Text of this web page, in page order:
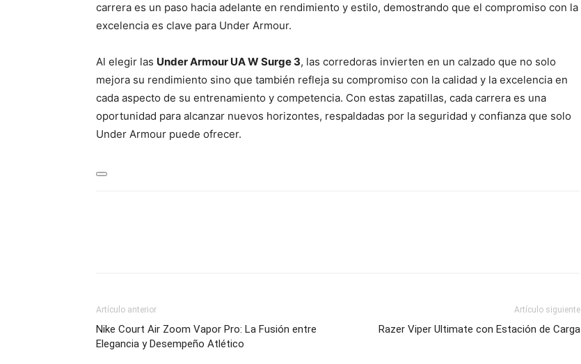
carrera es un paso hacia adelante en rendimiento y estilo, demostrando que el compromiso con la
excelencia es clave para Under Armour.
Al elegir las Under Armour UA W Surge 3, las corredoras invierten en un calzado que no solo
mejora su rendimiento sino que también refleja su compromiso con la calidad y la excelencia en
cada aspecto de su entrenamiento y competencia. Con estas zapatillas, cada carrera es una
oportunidad para alcanzar nuevos horizontes, respaldadas por la seguridad y confianza que solo
Under Armour puede ofrecer.
Artículo anterior
Nike Court Air Zoom Vapor Pro: La Fusión entre
Elegancia y Desempeño Atlético
Artículo siguiente
Razer Viper Ultimate con Estación de Carga